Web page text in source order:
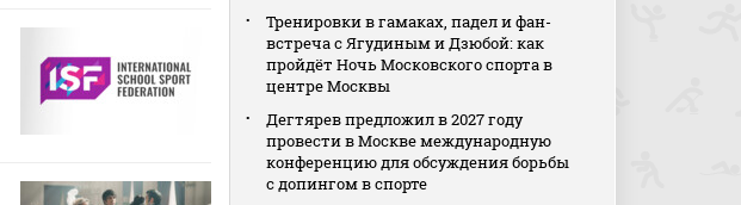
Тренировки в гамаках, падел и фан-
встреча с Ягудиным и Дзюбой: как
пройдёт Ночь Московского спорта в
центре Москвы
Дегтярев предложил в 2027 году
провести в Москве международную
конференцию для обсуждения борьбы
с допингом в спорте